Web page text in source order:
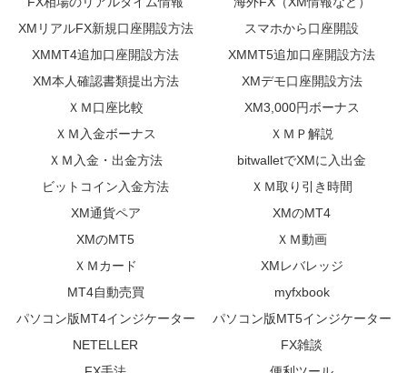
XMリアルFX新規口座開設方法
スマホから口座開設
XMMT4追加口座開設方法
XMMT5追加口座開設方法
XM本人確認書類提出方法
XMデモ口座開設方法
ＸＭ口座比較
XM3,000円ボーナス
ＸＭ入金ボーナス
ＸＭＰ解説
ＸＭ入金・出金方法
bitwalletでXMに入出金
ビットコイン入金方法
ＸＭ取り引き時間
XM通貨ペア
XMのMT4
XMのMT5
ＸＭ動画
ＸＭカード
XMレバレッジ
MT4自動売買
myfxbook
パソコン版MT4インジケーター
パソコン版MT5インジケーター
NETELLER
FX雑談